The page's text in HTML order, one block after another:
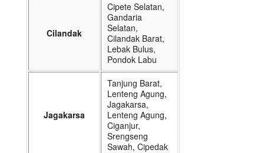
Cilandak
Cipete Selatan,
Gandaria
Selatan,
Cilandak Barat,
Lebak Bulus,
Pondok Labu
Jagakarsa
Tanjung Barat,
Lenteng Agung,
Jagakarsa,
Lenteng Agung,
Ciganjur,
Srengseng
Sawah, Cipedak